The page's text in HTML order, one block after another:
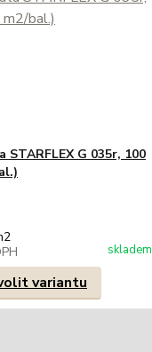
STARFLEX G 035r, 100
skladem
variantu